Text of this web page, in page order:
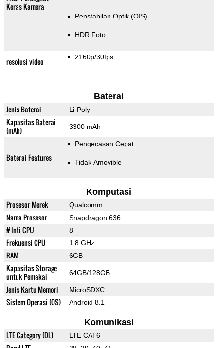
Keras Kamera
Penstabilan Optik (OIS)
HDR Foto
resolusi video 2160p/30fps
Baterai
Jenis Baterai Li-Poly
Kapasitas Baterai
(mAh)
3300 mAh
Baterai Features
Pengecasan Cepat
Tidak Amovible
Komputasi
Prosesor Merek Qualcomm
Nama Prosesor Snapdragon 636
# Inti CPU 8
Frekuensi CPU 1.8 GHz
RAM 6GB
Kapasitas Storage
untuk Pemakai
64GB/128GB
Jenis Kartu Memori MicroSDXC
Sistem Operasi (OS) Android 8.1
Komunikasi
LTE Category (DL) LTE CAT6